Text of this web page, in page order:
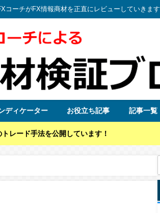
コーチがFX情報商材を正直にレビューしていきます
ディケーター お役立ち記事 記事一覧
レード手法を公開しています！